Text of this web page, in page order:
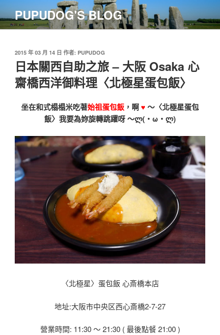
至
主
PUPUDOG'S BLOG
發
佈
於
2015 年 03 月 14 日 作者: PUPUDOG
日本關西自助之旅 – 大阪 Osaka 心
齋橋西洋御料理〈北極星蛋包飯〉
坐在和式榻榻米吃著始祖蛋包飯 ，啊♥〜〈北極星蛋包
飯〉我要為妳旋轉跳躍呀 〜ლ(・ω・ლ)
〈北極星〉蛋包飯 心斎橋本店
地址:大阪市中央区西心斎橋2-7-27
營業時間: 11:30 〜 21:30 ( 最後點餐 21:00 )